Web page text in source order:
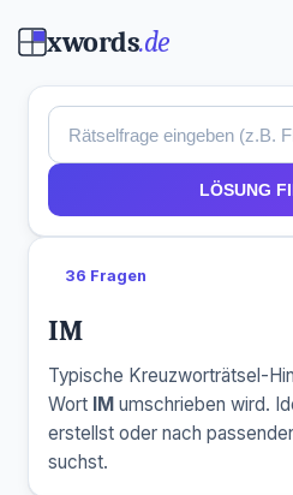
xwords.de
LÖSUNG
36 Fragen
IM
Typische Kreuzworträtsel-
Wort IM umschrieben wird.
erstellst oder nach
suchst.